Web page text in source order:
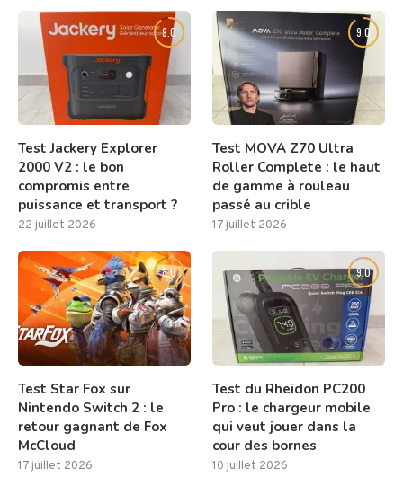
9.0
Test Jackery Explorer
2000 V2 : le bon
compromis entre
puissance et transport ?
22 juillet 2026
9.0
Test MOVA Z70 Ultra
Roller Complete : le haut
de gamme à rouleau
passé au crible
17 juillet 2026
8.0
Test Star Fox sur
Nintendo Switch 2 : le
retour gagnant de Fox
McCloud
17 juillet 2026
9.0
Test du Rheidon PC200
Pro : le chargeur mobile
qui veut jouer dans la
cour des bornes
10 juillet 2026